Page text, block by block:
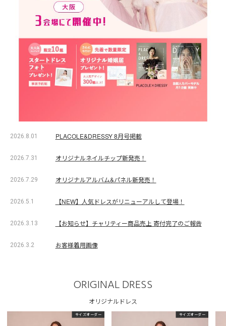
2026.8.01 PLACOLE&DRESSY 8月号掲載
2026.7.31 オリジナルネイルチップ新発売！
2026.7.29 オリジナルアルバム&パネル新発売！
2026.5.1 【NEW】人気ドレスがリニューアルして登場！
2026.3.13 【お知らせ】チャリティー商品売上 寄付完了のご報告
2026.3.2 お客様着用画像
ORIGINAL DRESS
オリジナルドレス
サイズオーダー サイズオーダー